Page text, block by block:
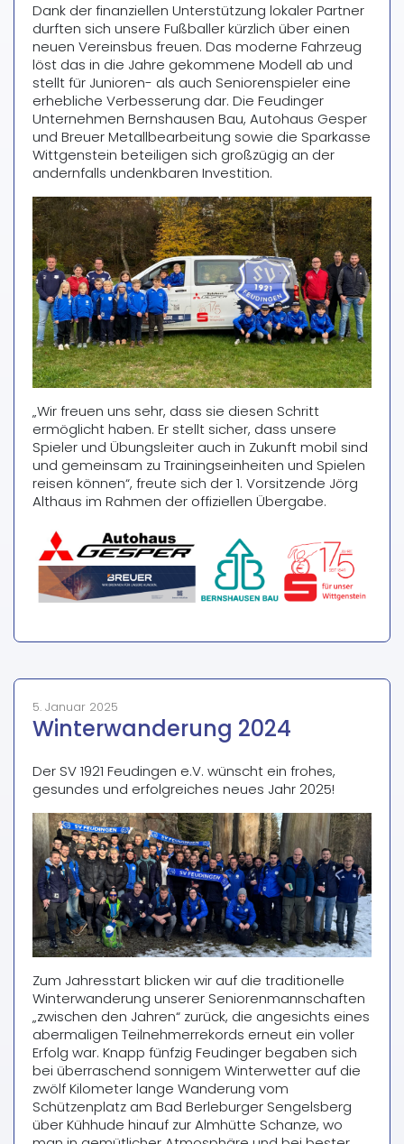
Dank der finanziellen Unterstützung lokaler Partner
durften sich unsere Fußballer kürzlich über einen
neuen Vereinsbus freuen. Das moderne Fahrzeug
löst das in die Jahre gekommene Modell ab und
stellt für Junioren- als auch Seniorenspieler eine
erhebliche Verbesserung dar. Die Feudinger
Unternehmen Bernshausen Bau, Autohaus Gesper
und Breuer Metallbearbeitung sowie die Sparkasse
Wittgenstein beteiligen sich großzügig an der
andernfalls undenkbaren Investition.
„Wir freuen uns sehr, dass sie diesen Schritt
ermöglicht haben. Er stellt sicher, dass unsere
Spieler und Übungsleiter auch in Zukunft mobil sind
und gemeinsam zu Trainingseinheiten und Spielen
reisen können“, freute sich der 1. Vorsitzende Jörg
Althaus im Rahmen der offiziellen Übergabe.
5. Januar 2025
Winterwanderung 2024
Der SV 1921 Feudingen e.V. wünscht ein frohes,
gesundes und erfolgreiches neues Jahr 2025!
Zum Jahresstart blicken wir auf die traditionelle
Winterwanderung unserer Seniorenmannschaften
„zwischen den Jahren“ zurück, die angesichts eines
abermaligen Teilnehmerrekords erneut ein voller
Erfolg war. Knapp fünfzig Feudinger begaben sich
bei überraschend sonnigem Winterwetter auf die
zwölf Kilometer lange Wanderung vom
Schützenplatz am Bad Berleburger Sengelsberg
über Kühhude hinauf zur Almhütte Schanze, wo